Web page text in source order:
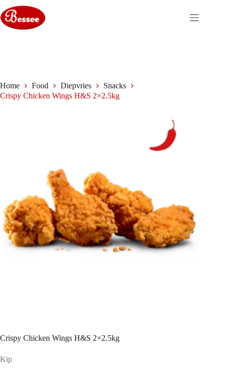
naar
de
inhoud
Home Food Diepvries
Snacks
Crispy Chicken Wings H&S 2×2.5kg
Crispy Chicken Wings H&S 2×2.5kg
Kip